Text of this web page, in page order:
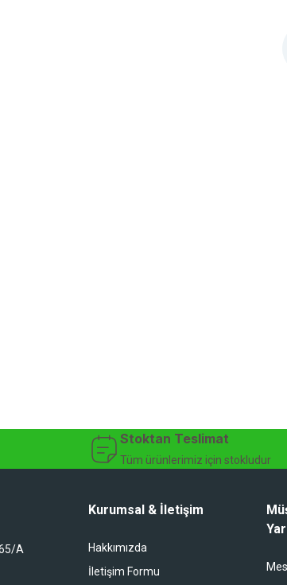
Stoktan Teslimat
Tüm ürünlerimiz için stokludur
A
Kurumsal & İletişim
Hakkımızda
İletişim Formu